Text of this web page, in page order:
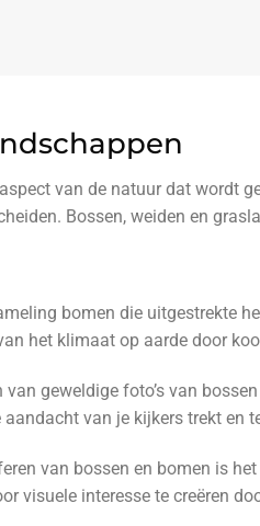
van de natuur dat wordt
Bossen, weiden en
bomen die uitgestrekte
het klimaat op aarde door
geweldige foto’s van
aandacht van je kijkers trekt
van bossen en bomen is
visuele interesse te creëren